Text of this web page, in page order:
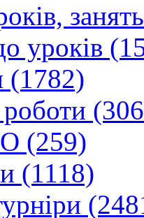
уроків
(1782)
(259)
(1118)